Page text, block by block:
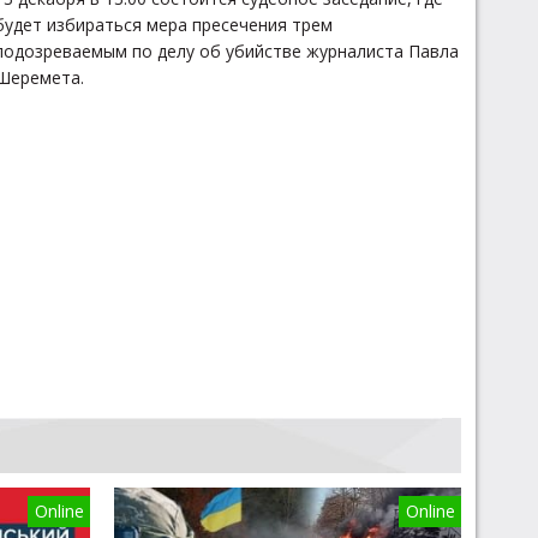
избираться мера пресечения трем
по делу об убийстве журналиста Павла
Online Online